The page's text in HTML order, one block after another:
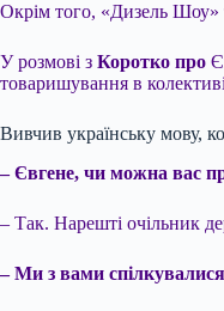
Окрім того, «Дизель Шоу»
У розмові з Коротко про
товаришування в
Вивчив українську мову,
– Євгене, чи можна вас
– Так. Нарешті очільник
– Ми з вами спілкувалися